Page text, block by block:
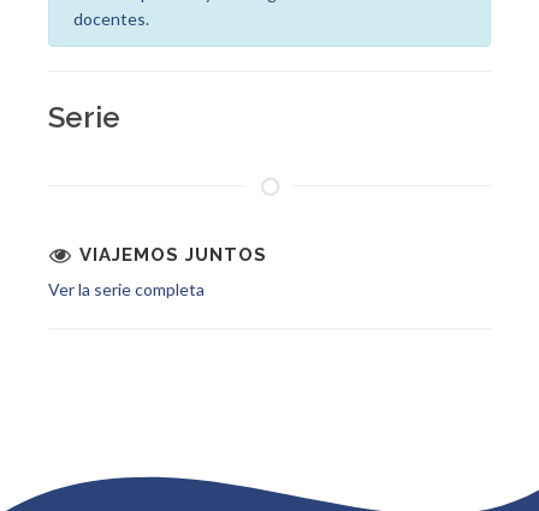
docentes.
Serie
VIAJEMOS JUNTOS
Ver la serie completa